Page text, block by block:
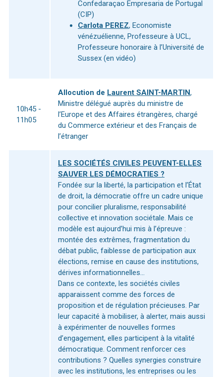
Confedaraçao Empresaria de Portugal
(CIP)
Carlota PEREZ, Economiste
vénézuélienne, Professeure à UCL,
Professeure honoraire à l’Université de
Sussex (en vidéo)
10h45 -
11h05
Allocution de Laurent SAINT-MARTIN,
Ministre délégué auprès du ministre de
l’Europe et des Affaires étrangères, chargé
du Commerce extérieur et des Français de
l’étranger
LES SOCIÉTÉS CIVILES PEUVENT-ELLES
SAUVER LES DÉMOCRATIES ?
Fondée sur la liberté, la participation et l’État
de droit, la démocratie offre un cadre unique
pour concilier pluralisme, responsabilité
collective et innovation sociétale. Mais ce
modèle est aujourd’hui mis à l’épreuve :
montée des extrêmes, fragmentation du
débat public, faiblesse de participation aux
élections, remise en cause des institutions,
dérives informationnelles…
Dans ce contexte, les sociétés civiles
apparaissent comme des forces de
proposition et de régulation précieuses. Par
leur capacité à mobiliser, à alerter, mais aussi
à expérimenter de nouvelles formes
d’engagement, elles participent à la vitalité
démocratique. Comment renforcer ces
contributions ? Quelles synergies construire
avec les institutions, les entreprises ou les